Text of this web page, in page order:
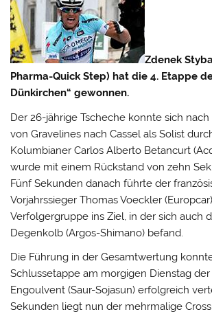
Zdenek
Pharma-Quick Step) hat die 4. Etappe
Dünkirchen“ gewonnen.
Der 26-jährige Tscheche konnte sich nach
von Gravelines nach Cassel als Solist
Kolumbianer Carlos Alberto Betancurt
wurde mit einem Rückstand von zehn
Fünf Sekunden danach führte der
Vorjahrssieger Thomas Voeckler
Verfolgergruppe ins Ziel, in der sich auch
Degenkolb (Argos-Shimano) befand.
Die Führung in der Gesamtwertung
Schlussetappe am morgigen Dienstag
Engoulvent (Saur-Sojasun) erfolgreich
Sekunden liegt nun der mehrmalige